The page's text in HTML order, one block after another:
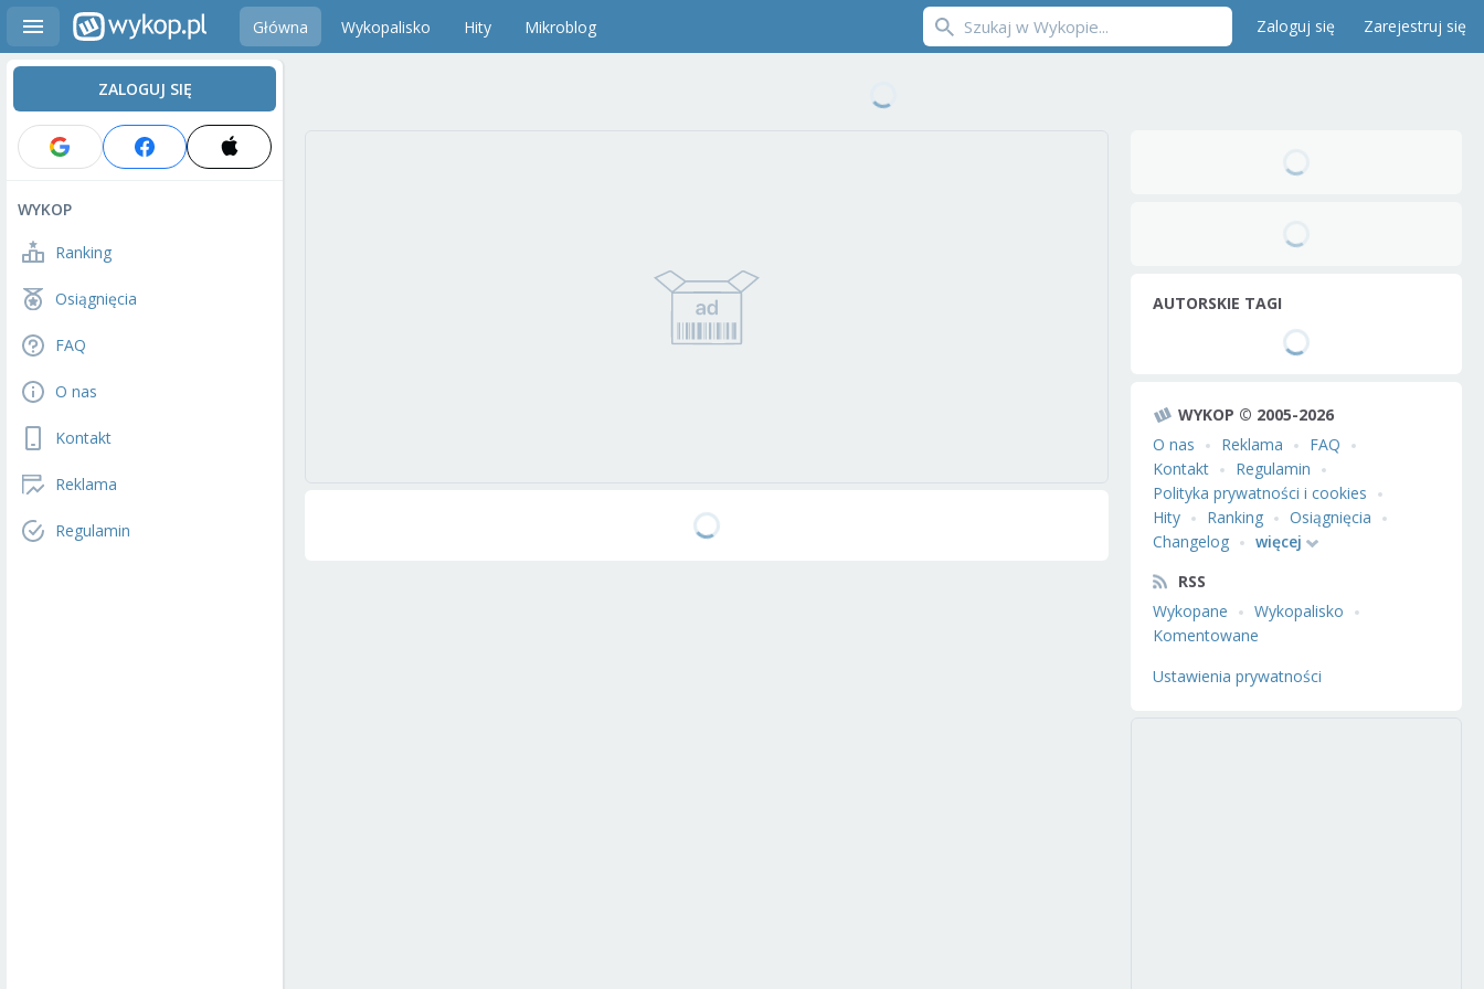
Główna Wykopalisko Hity Mikroblog Zaloguj się Zarejestruj się
ZALOGUJ SIĘ
WYKOP
Ranking
Osiągnięcia
FAQ
O nas
Kontakt
Reklama
Regulamin
AUTORSKIE TAGI
WYKOP © 2005-2026
O nas
Reklama
FAQ
Kontakt
Regulamin
Polityka prywatności i cookies
Hity
Ranking
Osiągnięcia
Changelog
więcej
RSS
Wykopane
Wykopalisko
Komentowane
Ustawienia prywatności